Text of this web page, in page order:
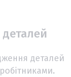
деталей